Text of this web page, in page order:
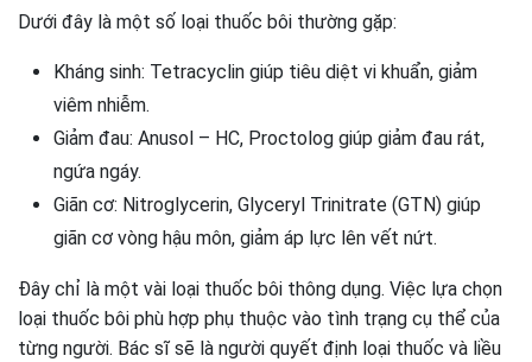
Dưới đây là một số loại thuốc bôi thường gặp:
Kháng sinh: Tetracyclin giúp tiêu diệt vi khuẩn, giảm
viêm nhiễm.
Giảm đau: Anusol – HC, Proctolog giúp giảm đau rát,
ngứa ngáy.
Giãn cơ: Nitroglycerin, Glyceryl Trinitrate (GTN) giúp
giãn cơ vòng hậu môn, giảm áp lực lên vết nứt.
Đây chỉ là một vài loại thuốc bôi thông dụng. Việc lựa chọn
loại thuốc bôi phù hợp phụ thuộc vào tình trạng cụ thể của
từng người. Bác sĩ sẽ là người quyết định loại thuốc và liều